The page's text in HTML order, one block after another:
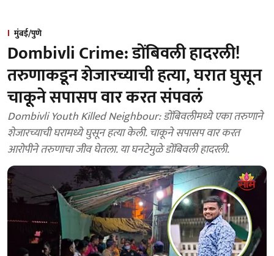
मुंबई/पुणे
Dombivli Crime: डोंबिवली हादरली!
तरुणाकडून शेजारच्याची हत्या, घरात घुसून
चाकूने सपासप वार करत संपवलं
Dombivli Youth Killed Neighbour: डोंबिवलीमध्ये एका तरुणाने
शेजारच्याची घरामध्ये घुसून हत्या केली. चाकूने सपासप वार करत
आरोपीने तरुणाचा जीव घेतला. या घनटेमुळे डोंबिवली हादरली.